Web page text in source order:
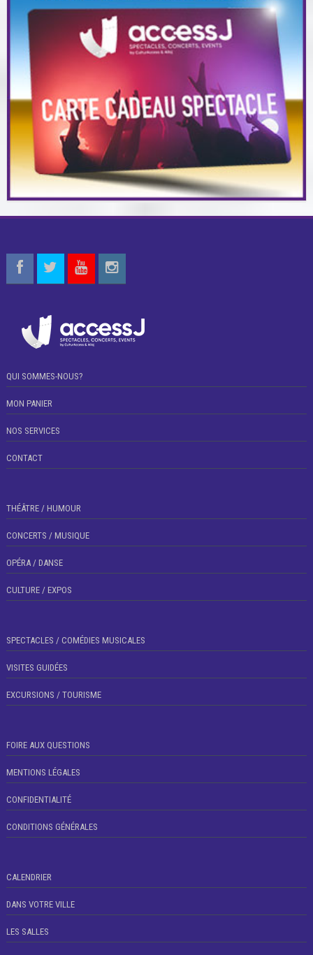
QUI SOMMES-NOUS?
MON PANIER
NOS SERVICES
CONTACT
THÉÂTRE / HUMOUR
CONCERTS / MUSIQUE
OPÉRA / DANSE
CULTURE / EXPOS
SPECTACLES / COMÉDIES MUSICALES
VISITES GUIDÉES
EXCURSIONS / TOURISME
FOIRE AUX QUESTIONS
MENTIONS LÉGALES
CONFIDENTIALITÉ
CONDITIONS GÉNÉRALES
CALENDRIER
DANS VOTRE VILLE
LES SALLES